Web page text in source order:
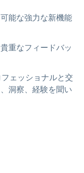
能な強力な新機能
重なフィードバッ
ェッショナルと交
洞察、経験を聞い